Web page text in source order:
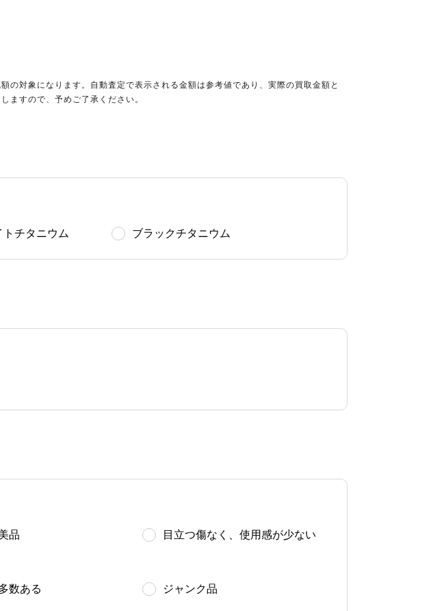
対象になります。自動査定で表示される金額は参考値であり、実際の買取金額と
ますので、予めご了承ください。
トチタニウム ブラックチタニウム
品 目立つ傷なく、使用感が少ない
数ある ジャンク品